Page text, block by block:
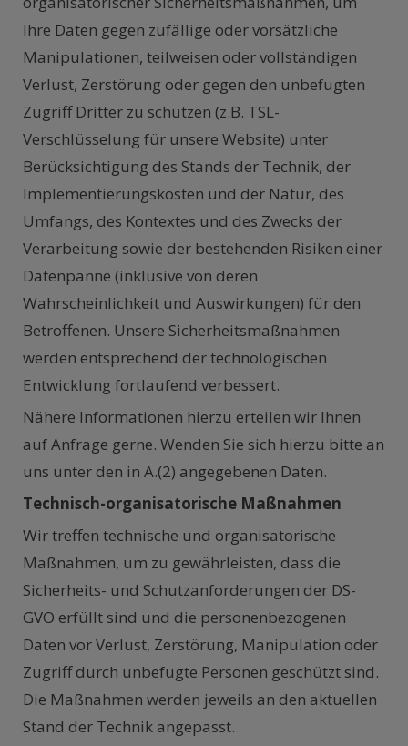
Ihre Daten gegen zufällige oder vorsätzliche
Manipulationen, teilweisen oder vollständigen
Verlust, Zerstörung oder gegen den unbefugten
Zugriff Dritter zu schützen (z.B. TSL-
Verschlüsselung für unsere Website) unter
Berücksichtigung des Stands der Technik, der
Implementierungskosten und der Natur, des
Umfangs, des Kontextes und des Zwecks der
Verarbeitung sowie der bestehenden Risiken einer
Datenpanne (inklusive von deren
Wahrscheinlichkeit und Auswirkungen) für den
Betroffenen. Unsere Sicherheitsmaßnahmen
werden entsprechend der technologischen
Entwicklung fortlaufend verbessert.
Nähere Informationen hierzu erteilen wir Ihnen
auf Anfrage gerne. Wenden Sie sich hierzu bitte an
uns unter den in A.(2) angegebenen Daten.
Technisch-organisatorische Maßnahmen
Wir treffen technische und organisatorische
Maßnahmen, um zu gewährleisten, dass die
Sicherheits- und Schutzanforderungen der DS-
GVO erfüllt sind und die personenbezogenen
Daten vor Verlust, Zerstörung, Manipulation oder
Zugriff durch unbefugte Personen geschützt sind.
Die Maßnahmen werden jeweils an den aktuellen
Stand der Technik angepasst.